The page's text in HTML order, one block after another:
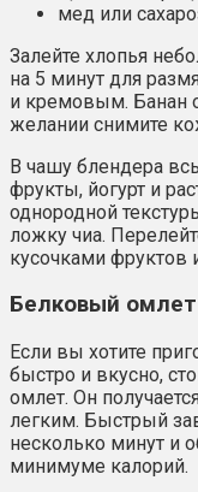
мед или
Залейте хлопья
на 5 минут для
и кремовым. Банан
желании снимите
В чашу блендера
фрукты, йогурт и
однородной
ложку чиа.
кусочками фруктов
Белковый
Если вы хотите
быстро и вкусно,
омлет. Он
легким. Быстрый
несколько минут и
минимуме калорий.